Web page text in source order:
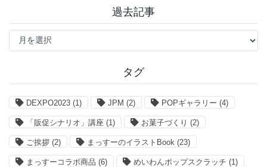
過去記事
過
記
タグ
DEXPO2023 (1) JPM (2) POPギャラリー (4)
「販促シナリオ」講座 (1) お菓子づくり (2)
ご挨拶 (2) まっすーのイラストBook (23)
まっすーコラボ商品 (6) めいわんポップスクラッチ (1)